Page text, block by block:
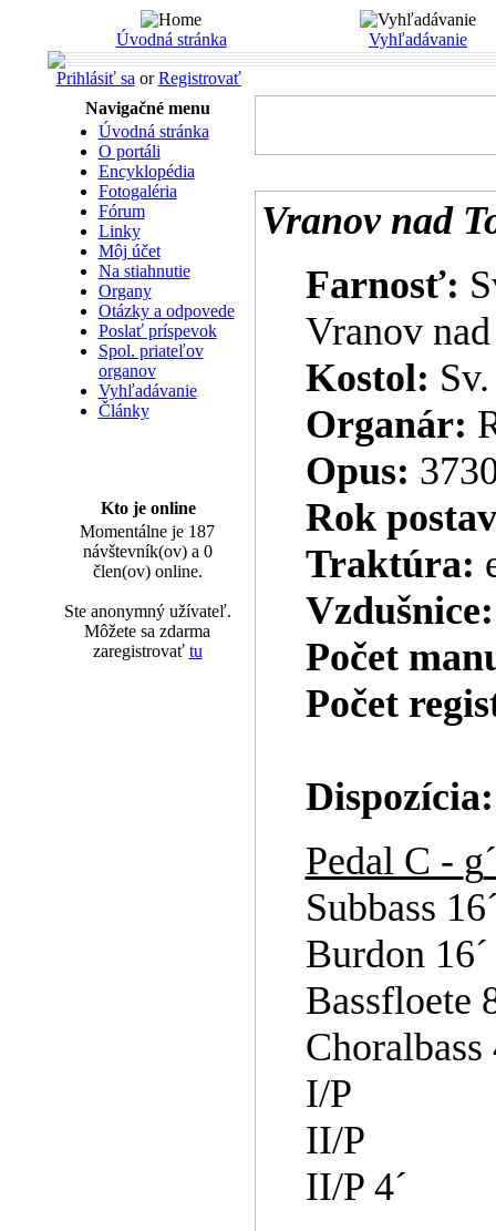
Úvodná stránka Vyhľadávanie
Prihlásiť sa orRegistrovať
Navigačné menu
Úvodná stránka
O portáli
Encyklopédia
Fotogaléria
Fórum
Linky
Môj účet
Na stiahnutie
Organy
Otázky a odpovede
Poslať príspevok
Spol. priateľov
organov
Vyhľadávanie
Články
Kto je online
Momentálne je 187
návštevník(ov) a 0
člen(ov) online.
Ste anonymný užívateľ.
Môžete sa zdarma
zaregistrovať tu
Vranov nad
Farnosť:
Vranov
Kostol:
Organár:
Opus:
Rok
Traktúra:
Počet
Počet
Dispozícia:
Pedal C - g´
Subbass
Burdon
Bassfloete
Choralbass
I/P
II/P
II/P 4´